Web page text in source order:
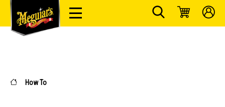
How To